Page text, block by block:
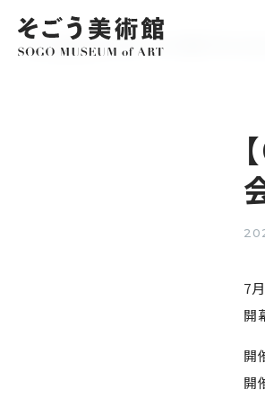
ホーム お知らせ 【OSAMU GOODS展】7月31日（
7
開
開
開